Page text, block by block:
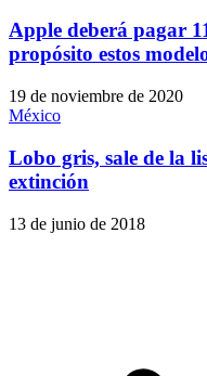
Apple deberá pagar
propósito estos
19 de noviembre de 2020
México
Lobo gris, sale de la
extinción
13 de junio de 2018